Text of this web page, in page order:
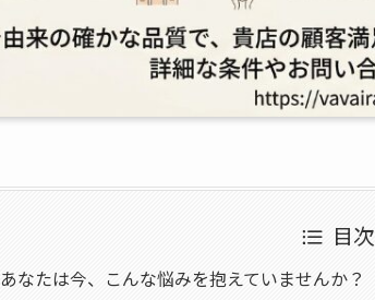
目次
あなたは今、こんな悩みを抱えていませんか？